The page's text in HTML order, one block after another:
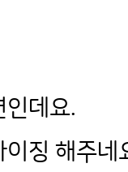
인데요.
이징 해주네